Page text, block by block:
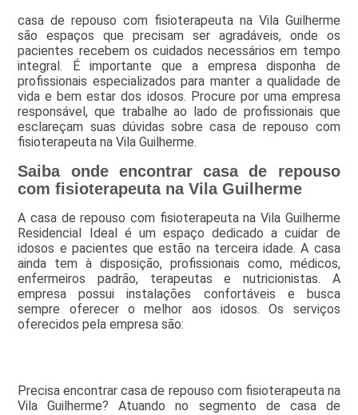
casa de repouso com fisioterapeuta na Vila Guilherme
são espaços que precisam ser agradáveis, onde os
pacientes recebem os cuidados necessários em tempo
integral. É importante que a empresa disponha de
profissionais especializados para manter a qualidade de
vida e bem estar dos idosos. Procure por uma empresa
responsável, que trabalhe ao lado de profissionais que
esclareçam suas dúvidas sobre casa de repouso com
fisioterapeuta na Vila Guilherme.
Saiba onde encontrar casa de repouso
com fisioterapeuta na Vila Guilherme
A casa de repouso com fisioterapeuta na Vila Guilherme
Residencial Ideal é um espaço dedicado a cuidar de
idosos e pacientes que estão na terceira idade. A casa
ainda tem à disposição, profissionais como, médicos,
enfermeiros padrão, terapeutas e nutricionistas. A
empresa possui instalações confortáveis e busca
sempre oferecer o melhor aos idosos. Os serviços
oferecidos pela empresa são:
Precisa encontrar casa de repouso com fisioterapeuta na
Vila Guilherme? Atuando no segmento de casa de